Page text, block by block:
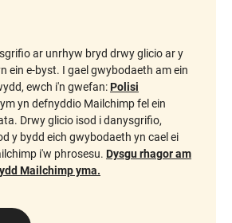
ar unrhyw bryd drwy glicio ar y
ein e-byst. I gael gwybodaeth am ein
ewch i'n gwefan:Polisi
yn defnyddio Mailchimp fel ein
Drwy glicio isod i danysgrifio,
y bydd eich gwybodaeth yn cael ei
i'w phrosesu. Dysgu rhagor am
Mailchimp yma.